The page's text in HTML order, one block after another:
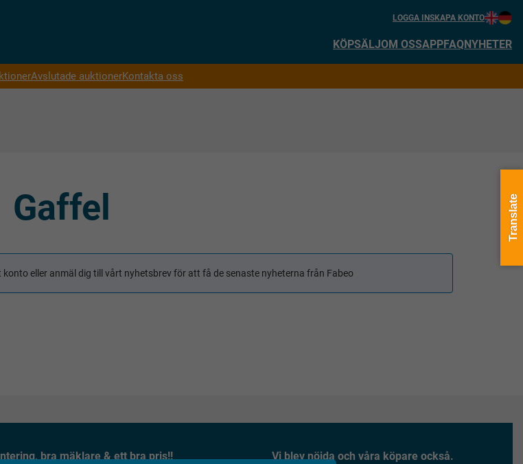
LOGGA INSKAPA KONTO
KÖPSÄLJOM OSSAPPFAQNYHETER
Avslutade auktionerKontakta oss
Gaffel
eller anmäl dig till vårt nyhetsbrev för att få de senaste nyheterna från Fabeo
bra mäklare & ett bra pris!! Vi blev nöjda och våra köpare också.
Translate